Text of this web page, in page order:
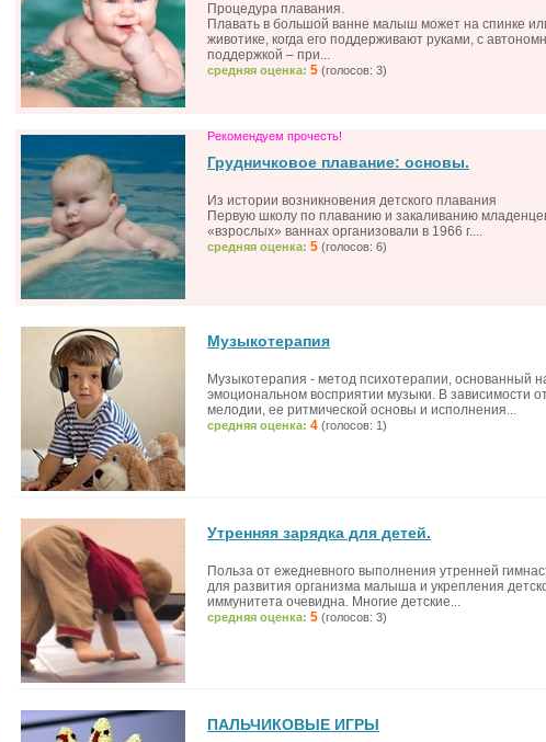
Процедура плавания.
Плавать в большой ванне малыш может на спинке
животике, когда его поддерживают руками, с
поддержкой – при...
средняя оценка: 5 (голосов: 3)
Рекомендуем прочесть!
Грудничковое плавание: основы.
Из истории возникновения детского плавания
Первую школу по плаванию и закаливанию
«взрослых» ваннах организовали в 1966 г....
средняя оценка: 5 (голосов: 6)
Музыкотерапия
Музыкотерапия - метод психотерапии, основанный
эмоциональном восприятии музыки. В зависимости
мелодии, ее ритмической основы и исполнения...
средняя оценка: 4 (голосов: 1)
Утренняя зарядка для детей.
Польза от ежедневного выполнения утренней
для развития организма малыша и укрепления
иммунитета очевидна. Многие детские...
средняя оценка: 5 (голосов: 3)
ПАЛЬЧИКОВЫЕ ИГРЫ